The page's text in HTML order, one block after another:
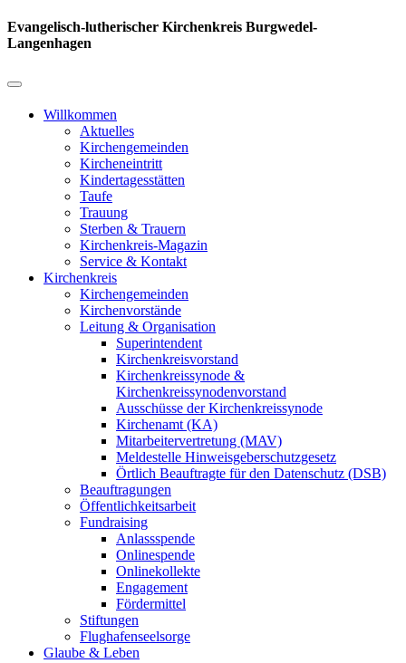
Evangelisch-lutherischer Kirchenkreis Burgwedel-
Langenhagen
Willkommen
Aktuelles
Kirchengemeinden
Kircheneintritt
Kindertagesstätten
Taufe
Trauung
Sterben & Trauern
Kirchenkreis-Magazin
Service & Kontakt
Kirchenkreis
Kirchengemeinden
Kirchenvorstände
Leitung & Organisation
Superintendent
Kirchenkreisvorstand
Kirchenkreissynode &
Kirchenkreissynodenvorstand
Ausschüsse der Kirchenkreissynode
Kirchenamt (KA)
Mitarbeitervertretung (MAV)
Meldestelle Hinweisgeberschutzgesetz
Örtlich Beauftragte für den Datenschutz (DSB)
Beauftragungen
Öffentlichkeitsarbeit
Fundraising
Anlassspende
Onlinespende
Onlinekollekte
Engagement
Fördermittel
Stiftungen
Flughafenseelsorge
Glaube & Leben